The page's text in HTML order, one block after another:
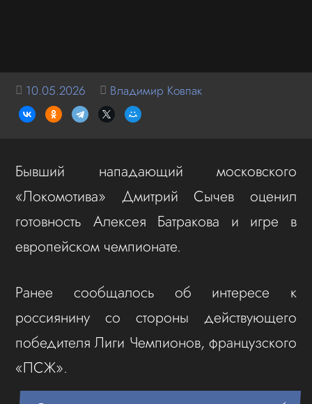
10.05.2026 Владимир Ковпак
Бывший нападающий московского
«Локомотива» Дмитрий Сычев оценил
готовность Алексея Батракова и игре в
европейском чемпионате.
Ранее сообщалось об интересе к
россиянину со стороны действующего
победителя Лиги Чемпионов, французского
«ПСЖ».